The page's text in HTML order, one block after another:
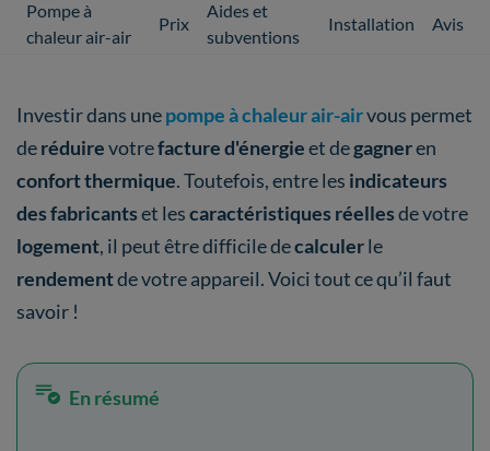
Pompe à
chaleur air-air
Prix
Aides et
subventions
Installation Avis
Investir dans unepompe à chaleur air-airvous permet
deréduirevotrefacture d'énergieet degagneren
confort thermique. Toutefois, entre les indicateurs
des fabricantset lescaractéristiques réellesde votre
logement, il peut être difficile decalculerle
rendementde votre appareil. Voici tout ce qu’il faut
savoir !
En résumé